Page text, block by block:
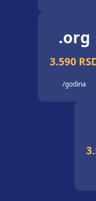
.org
3.590
/godina